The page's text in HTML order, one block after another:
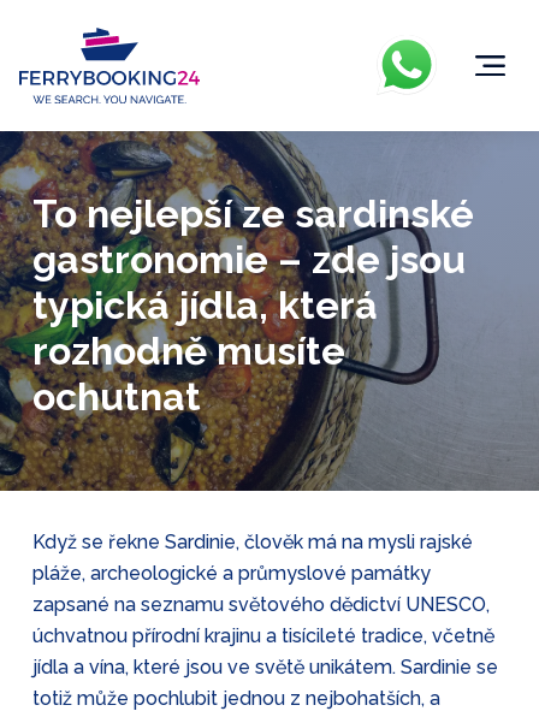
To nejlepší ze sardinské
gastronomie – zde jsou
typická jídla, která
rozhodně musíte
ochutnat
Když se řekne Sardinie, člověk má na mysli rajské
pláže, archeologické a průmyslové památky
zapsané na seznamu světového dědictví UNESCO,
úchvatnou přírodní krajinu a tisícileté tradice, včetně
jídla a vína, které jsou ve světě unikátem. Sardinie se
totiž může pochlubit jednou z nejbohatších, a